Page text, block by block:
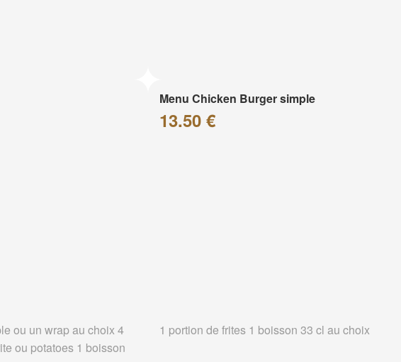
ou un wrap au choix 4
ou potatoes 1 boisson
Menu Chicken Burger simple
13.50 €
1 portion de frites 1 boisson 33 cl au choix